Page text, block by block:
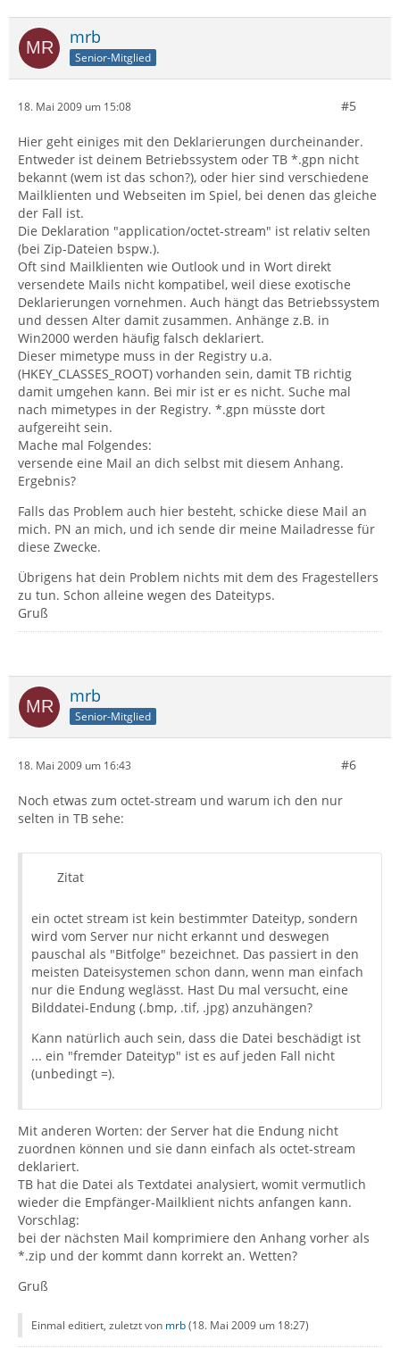
mrb
Senior-Mitglied
18. Mai 2009 um 15:08 #5
Hier geht einiges mit den Deklarierungen durcheinander.
Entweder ist deinem Betriebssystem oder TB *.gpn nicht
bekannt (wem ist das schon?), oder hier sind verschiedene
Mailklienten und Webseiten im Spiel, bei denen das gleiche
der Fall ist.
Die Deklaration "application/octet-stream" ist relativ selten
(bei Zip-Dateien bspw.).
Oft sind Mailklienten wie Outlook und in Wort direkt
versendete Mails nicht kompatibel, weil diese exotische
Deklarierungen vornehmen. Auch hängt das Betriebssystem
und dessen Alter damit zusammen. Anhänge z.B. in
Win2000 werden häufig falsch deklariert.
Dieser mimetype muss in der Registry u.a.
(HKEY_CLASSES_ROOT) vorhanden sein, damit TB richtig
damit umgehen kann. Bei mir ist er es nicht. Suche mal
nach mimetypes in der Registry. *.gpn müsste dort
aufgereiht sein.
Mache mal Folgendes:
versende eine Mail an dich selbst mit diesem Anhang.
Ergebnis?
Falls das Problem auch hier besteht, schicke diese Mail an
mich. PN an mich, und ich sende dir meine Mailadresse für
diese Zwecke.
Übrigens hat dein Problem nichts mit dem des Fragestellers
zu tun. Schon alleine wegen des Dateityps.
Gruß
mrb
Senior-Mitglied
18. Mai 2009 um 16:43 #6
Noch etwas zum octet-stream und warum ich den nur
selten in TB sehe:
Zitat
ein octet stream ist kein bestimmter Dateityp, sondern
wird vom Server nur nicht erkannt und deswegen
pauschal als "Bitfolge" bezeichnet. Das passiert in den
meisten Dateisystemen schon dann, wenn man einfach
nur die Endung weglässt. Hast Du mal versucht, eine
Bilddatei-Endung (.bmp, .tif, .jpg) anzuhängen?
Kann natürlich auch sein, dass die Datei beschädigt ist
... ein "fremder Dateityp" ist es auf jeden Fall nicht
(unbedingt =).
Mit anderen Worten: der Server hat die Endung nicht
zuordnen können und sie dann einfach als octet-stream
deklariert.
TB hat die Datei als Textdatei analysiert, womit vermutlich
wieder die Empfänger-Mailklient nichts anfangen kann.
Vorschlag:
bei der nächsten Mail komprimiere den Anhang vorher als
*.zip und der kommt dann korrekt an. Wetten?
Gruß
Einmal editiert, zuletzt von mrb(18. Mai 2009 um 18:27)